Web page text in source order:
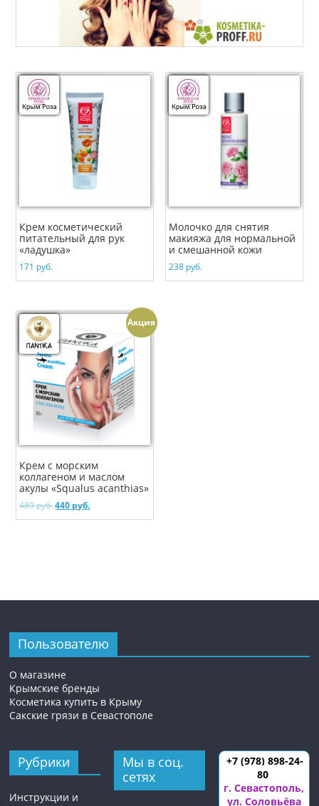
Крем косметический
питательный для рук
«ладушка»
171 руб.
Молочко для снятия
макияжа для нормальной
и смешанной кожи
238 руб.
Акция
Крем с морским
коллагеном и маслом
акулы «Squalus acanthias»
489руб.440 руб.
Пользователю
О магазине
Крымские бренды
Косметика купить в Крыму
Сакские грязи в Севастополе
Рубрики
Инструкции и
Мы в соц.
сетях
+7 (978) 898-24-
80
г. Севастополь,
ул. Соловьёва